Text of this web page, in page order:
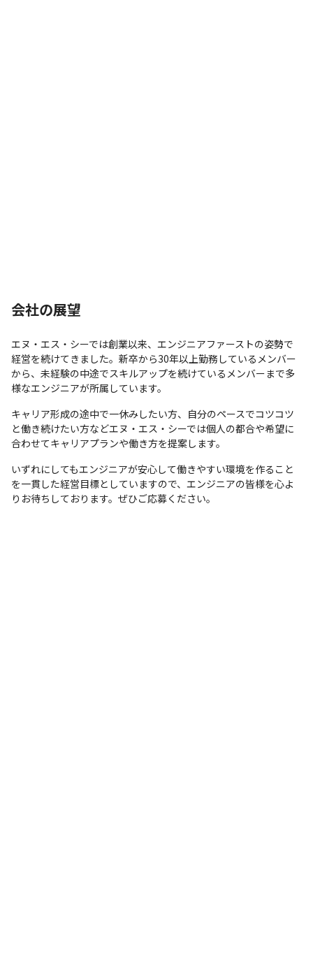
会社の展望
エヌ・エス・シーでは創業以来、エンジニアファーストの姿勢で
経営を続けてきました。新卒から30年以上勤務しているメンバー
から、未経験の中途でスキルアップを続けているメンバーまで多
様なエンジニアが所属しています。
キャリア形成の途中で一休みしたい方、自分のペースでコツコツ
と働き続けたい方などエヌ・エス・シーでは個人の都合や希望に
合わせてキャリアプランや働き方を提案します。
いずれにしてもエンジニアが安心して働きやすい環境を作ること
を一貫した経営目標としていますので、エンジニアの皆様を心よ
りお待ちしております。ぜひご応募ください。